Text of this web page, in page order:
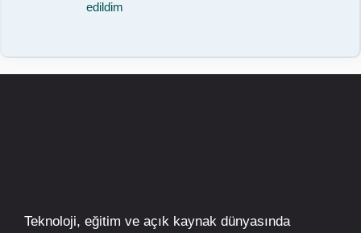
edildim
Teknoloji, eğitim ve açık kaynak dünyasında